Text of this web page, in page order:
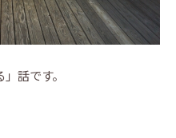
話です。